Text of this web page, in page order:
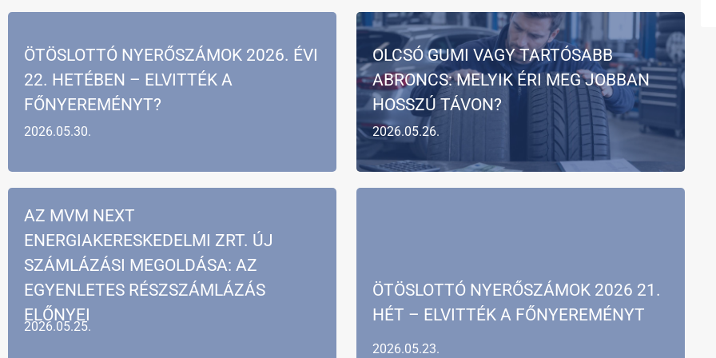
2026.05.30.
ÖTÖSLOTTÓ NYERŐSZÁMOK 2026. ÉVI
22. HETÉBEN – ELVITTÉK A
FŐNYEREMÉNYT?
2026.05.26.
OLCSÓ GUMI VAGY TARTÓSABB
ABRONCS: MELYIK ÉRI MEG JOBBAN
HOSSZÚ TÁVON?
2026.05.25.
AZ MVM NEXT
ENERGIAKERESKEDELMI ZRT. ÚJ
SZÁMLÁZÁSI MEGOLDÁSA: AZ
EGYENLETES RÉSZSZÁMLÁZÁS
ELŐNYEI
2026.05.23.
ÖTÖSLOTTÓ NYERŐSZÁMOK 2026 21.
HÉT – ELVITTÉK A FŐNYEREMÉNYT